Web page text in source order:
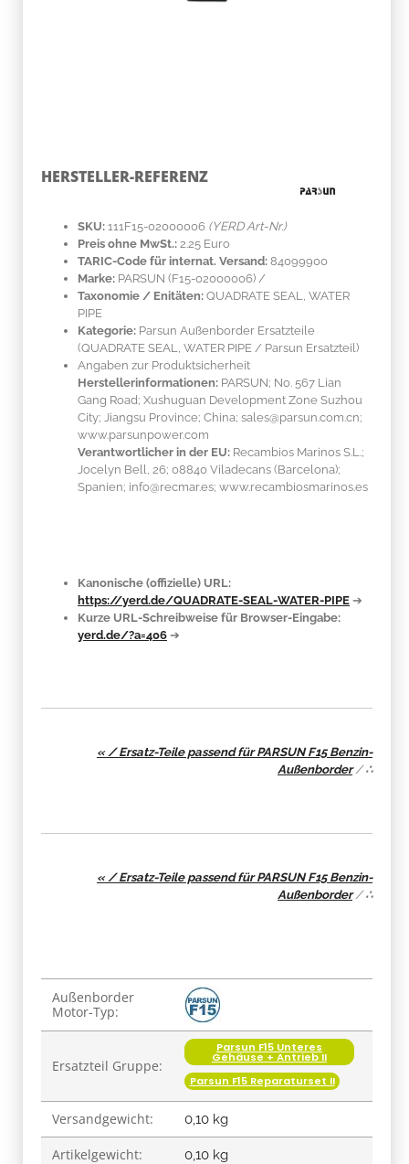
HERSTELLER-REFERENZ
SKU: 111F15-02000006 (YERD Art-Nr.)
Preis ohne MwSt.: 2.25 Euro
TARIC-Code für internat. Versand: 84099900
Marke: PARSUN (F15-02000006) /
Taxonomie / Enitäten: QUADRATE SEAL, WATER
PIPE
Kategorie: Parsun Außenborder Ersatzteile
(QUADRATE SEAL, WATER PIPE / Parsun Ersatzteil)
Angaben zur Produktsicherheit
Herstellerinformationen: PARSUN; No. 567 Lian
Gang Road; Xushuguan Development Zone Suzhou
City; Jiangsu Province; China; sales@parsun.com.cn;
www.parsunpower.com
Verantwortlicher in der EU: Recambios Marinos S.L.;
Jocelyn Bell, 26; 08840 Viladecans (Barcelona);
Spanien; info@recmar.es; www.recambiosmarinos.es
Kanonische (offizielle) URL:
https://yerd.de/QUADRATE-SEAL-WATER-PIPE ➔
Kurze URL-Schreibweise für Browser-Eingabe:
yerd.de/?a=406 ➔
« / Ersatz-Teile passend für PARSUN F15 Benzin-
Außenborder/∴
« / Ersatz-Teile passend für PARSUN F15 Benzin-
Außenborder/∴
Produkteigenschaft
Wert
Außenborder
Motor-Typ:
Ersatzteil Gruppe:
Parsun F15 Unteres
Gehäuse + Antrieb II
Parsun F15 Reparaturset II
Versandgewicht: 0,10 kg
Artikelgewicht: 0,10 kg